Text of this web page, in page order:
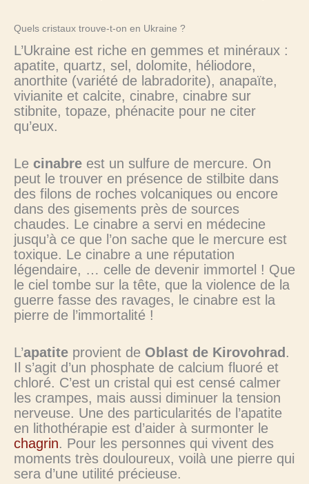
Quels cristaux trouve-t-on en Ukraine ?
L’Ukraine est riche en gemmes et minéraux :
apatite, quartz, sel, dolomite, héliodore,
anorthite (variété de labradorite), anapaïte,
vivianite et calcite, cinabre, cinabre sur
stibnite, topaze, phénacite pour ne citer
qu’eux.
Le cinabre est un sulfure de mercure. On
peut le trouver en présence de stilbite dans
des filons de roches volcaniques ou encore
dans des gisements près de sources
chaudes. Le cinabre a servi en médecine
jusqu’à ce que l’on sache que le mercure est
toxique. Le cinabre a une réputation
légendaire, … celle de devenir immortel ! Que
le ciel tombe sur la tête, que la violence de la
guerre fasse des ravages, le cinabre est la
pierre de l’immortalité !
L’apatite provient de Oblast de Kirovohrad .
Il s’agit d’un phosphate de calcium fluoré et
chloré. C’est un cristal qui est censé calmer
les crampes, mais aussi diminuer la tension
nerveuse. Une des particularités de l’apatite
en lithothérapie est d’aider à surmonter le
chagrin. Pour les personnes qui vivent des
moments très douloureux, voilà une pierre qui
sera d’une utilité précieuse.